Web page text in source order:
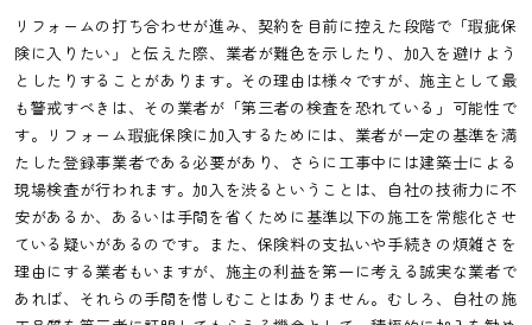
リフォームの打ち合わせが進み、契約を目前に控えた段階で「瑕疵保
険に入りたい」と伝えた際、業者が難色を示したり、加入を避けよう
としたりすることがあります。その理由は様々ですが、施主として最
も警戒すべきは、その業者が「第三者の検査を恐れている」可能性で
す。リフォーム瑕疵保険に加入するためには、業者が一定の基準を満
たした登録事業者である必要があり、さらに工事中には建築士による
現場検査が行われます。加入を渋るということは、自社の技術力に不
安があるか、あるいは手間を省くために基準以下の施工を常態化させ
ている疑いがあるのです。また、保険料の支払いや手続きの煩雑さを
理由にする業者もいますが、施主の利益を第一に考える誠実な業者で
あれば、それらの手間を惜しむことはありません。むしろ、自社の施